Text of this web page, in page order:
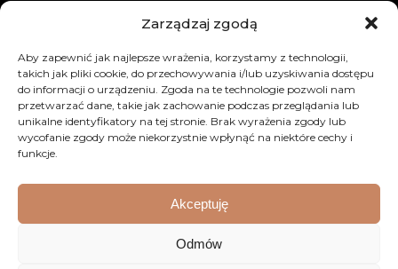
Zarządzaj zgodą
Aby zapewnić jak najlepsze wrażenia, korzystamy z technologii,
takich jak pliki cookie, do przechowywania i/lub uzyskiwania dostępu
do informacji o urządzeniu. Zgoda na te technologie pozwoli nam
przetwarzać dane, takie jak zachowanie podczas przeglądania lub
unikalne identyfikatory na tej stronie. Brak wyrażenia zgody lub
wycofanie zgody może niekorzystnie wpłynąć na niektóre cechy i
funkcje.
Akceptuję
Odmów
Polityka prywatności
Zakup na raty
Kontakt
© 2026 Dobre Meble. Wszystkie prawa zastrzeżone.